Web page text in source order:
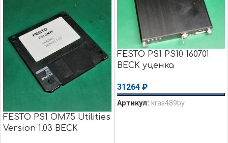
FESTO PS1 OM75 Utilities
Version 1.03 BECK
FESTO PS1 PS10 160701
BECK уценка
31264 ₽
Артикул: kras489by